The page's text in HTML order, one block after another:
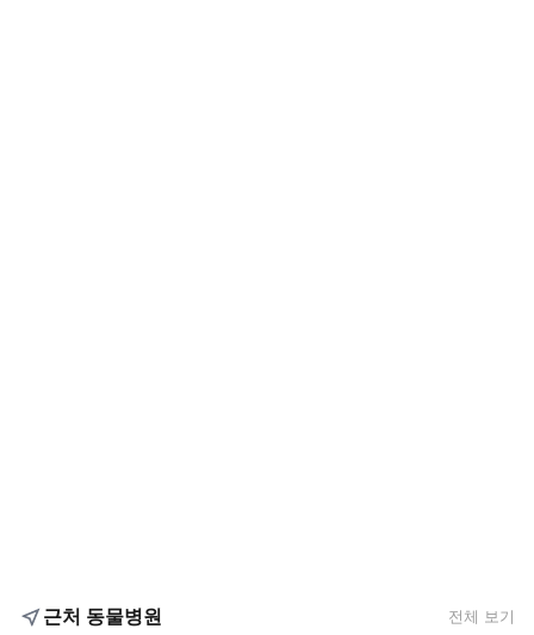
근처 동물병원 전체 보기